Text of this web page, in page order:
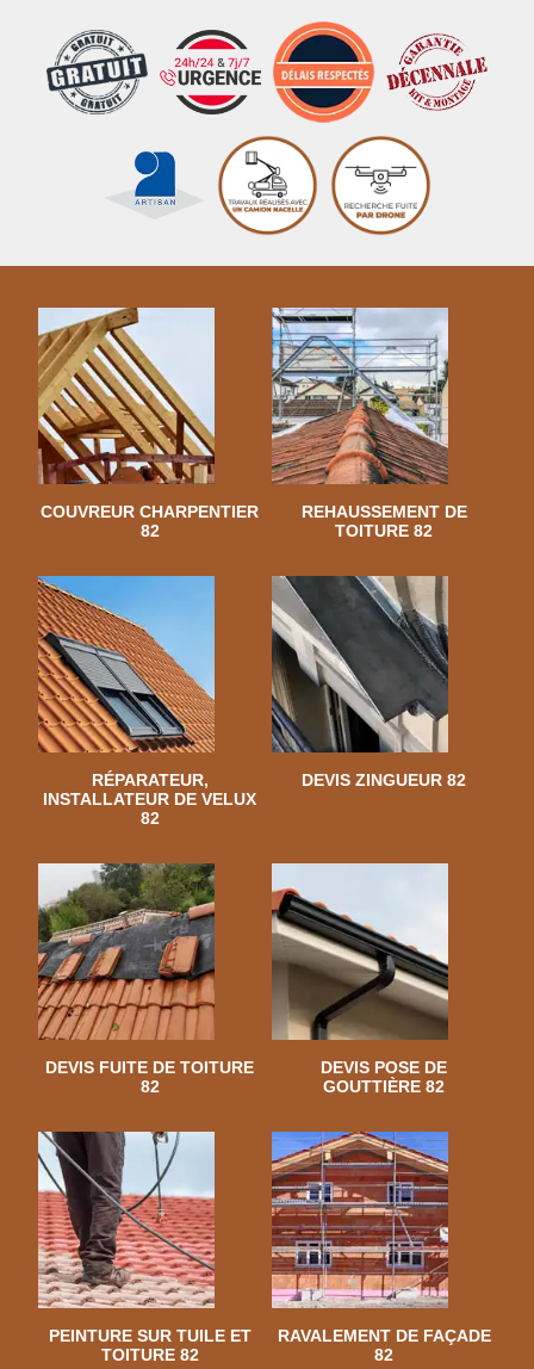
COUVREUR CHARPENTIER
82
REHAUSSEMENT DE
TOITURE 82
RÉPARATEUR,
INSTALLATEUR DE VELUX
82
DEVIS ZINGUEUR 82
DEVIS FUITE DE TOITURE
82
DEVIS POSE DE
GOUTTIÈRE 82
PEINTURE SUR TUILE ET
TOITURE 82
RAVALEMENT DE FAÇADE
82